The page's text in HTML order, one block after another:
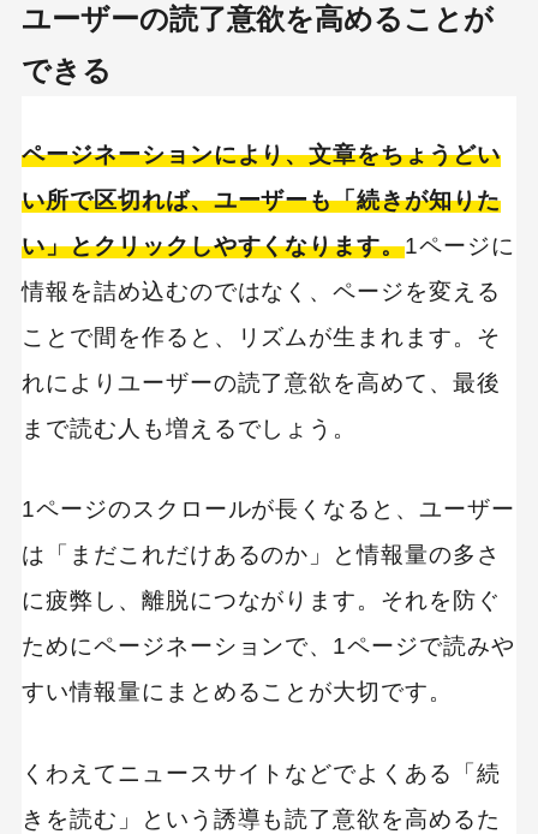
ユーザーの読了意欲を高めることが
できる
ページネーションにより、文章をちょうどい
い所で区切れば、ユーザーも「続きが知りた
い」とクリックしやすくなります。1ページに
情報を詰め込むのではなく、ページを変える
ことで間を作ると、リズムが生まれます。そ
れによりユーザーの読了意欲を高めて、最後
まで読む人も増えるでしょう。
1ページのスクロールが長くなると、ユーザー
は「まだこれだけあるのか」と情報量の多さ
に疲弊し、離脱につながります。それを防ぐ
ためにページネーションで、1ページで読みや
すい情報量にまとめることが大切です。
くわえてニュースサイトなどでよくある「続
きを読む」という誘導も読了意欲を高めるた